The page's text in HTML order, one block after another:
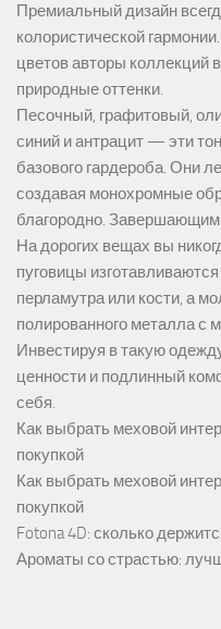
Премиальный дизайн
колористической
цветов авторы коллекций
природные оттенки.
Песочный, графитовый,
синий и антрацит — эти
базового гардероба. Они
создавая монохромные
благородно.
На дорогих вещах вы
пуговицы изготавливаются
перламутра или кости, а
полированного металла с
Инвестируя в такую
ценности и подлинный
себя.
Как выбрать меховой
покупкой
Как выбрать меховой
покупкой
Fotona 4D: сколько
Ароматы со страстью: